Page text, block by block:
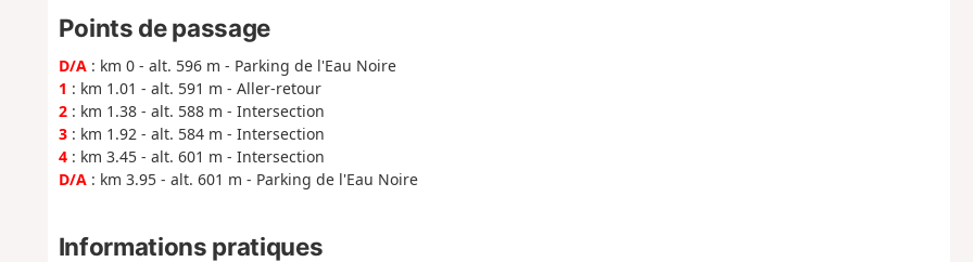
Points de passage
D/A: km 0 - alt. 596 m - Parking de l'Eau Noire
1 : km 1.01 - alt. 591 m - Aller-retour
2: km 1.38 - alt. 588 m - Intersection
3: km 1.92 - alt. 584 m - Intersection
4: km 3.45 - alt. 601 m - Intersection
D/A: km 3.95 - alt. 601 m - Parking de l'Eau Noire
Informations pratiques